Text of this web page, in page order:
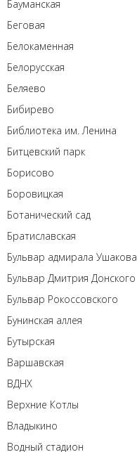
Бауманская
Беговая
Белокаменная
Белорусская
Беляево
Бибирево
Библиотека им. Ленина
Битцевский парк
Борисово
Боровицкая
Ботанический сад
Братиславская
Бульвар адмирала Ушакова
Бульвар Дмитрия Донского
Бульвар Рокоссовского
Бунинская аллея
Бутырская
Варшавская
ВДНХ
Верхние Котлы
Владыкино
Водный стадион